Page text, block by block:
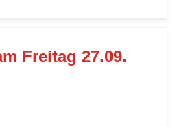
Freitag 27.09.